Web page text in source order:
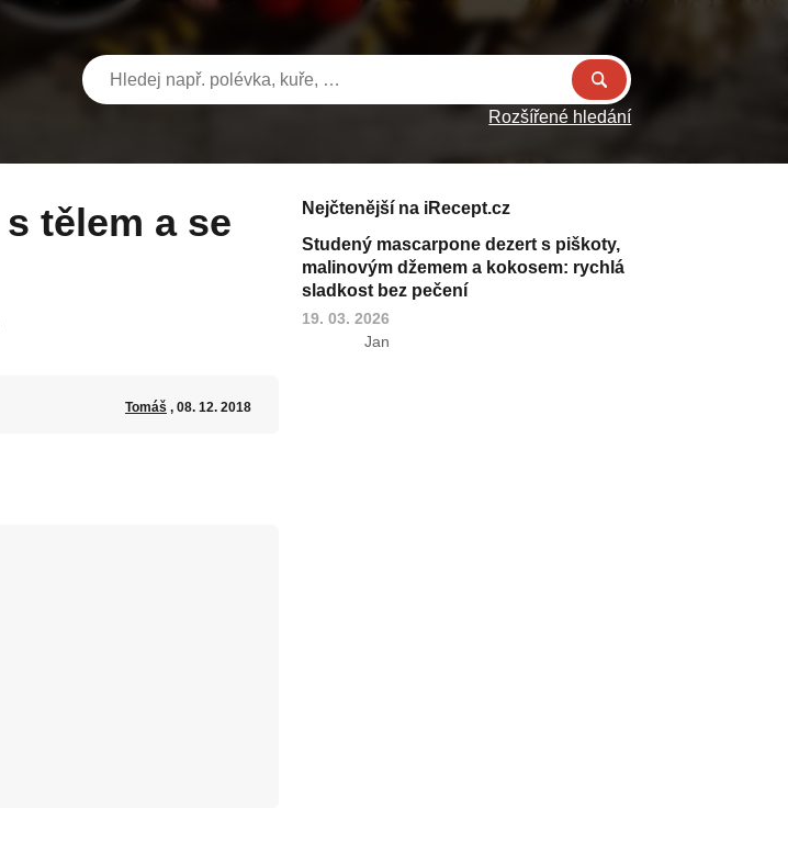
Rozšířené hledání
Tomáš , 08. 12. 2018
Nejčtenější na iRecept.cz
Studený mascarpone dezert s piškoty,
malinovým džemem a kokosem: rychlá
sladkost bez pečení
19. 03. 2026
Jan